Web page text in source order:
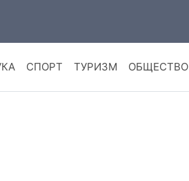
СПОРТ ТУРИЗМ ОБЩЕСТВО